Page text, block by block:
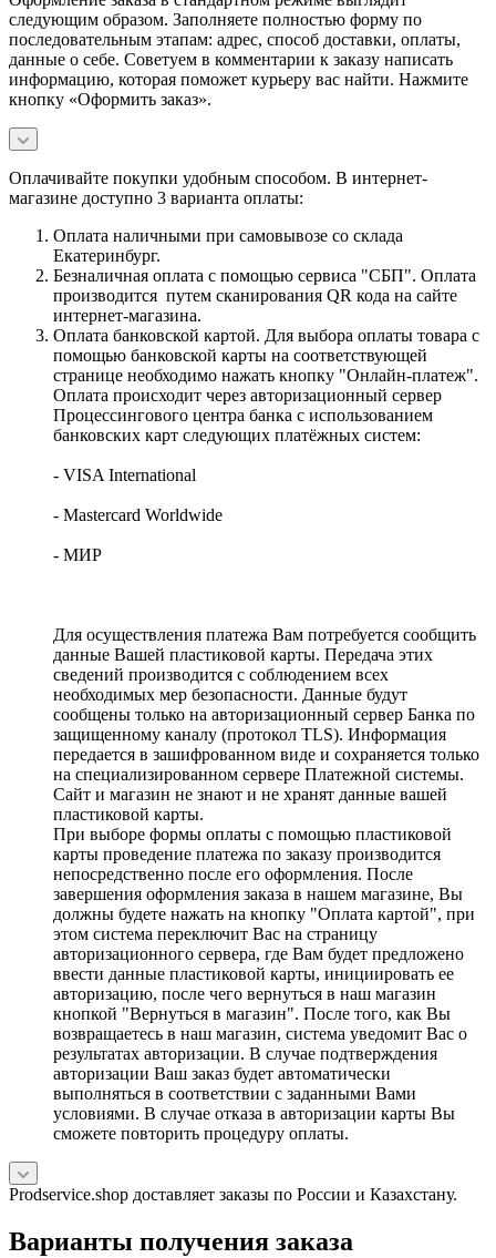
следующим образом. Заполняете полностью форму по
последовательным этапам: адрес, способ доставки, оплаты,
данные о себе. Советуем в комментарии к заказу написать
информацию, которая поможет курьеру вас найти. Нажмите
кнопку «Оформить заказ».
Оплачивайте покупки удобным способом. В интернет-
магазине доступно 3 варианта оплаты:
Оплата наличными при самовывозе со склада
Екатеринбург.
Безналичная оплата с помощью сервиса "СБП". Оплата
производится путем сканирования QR кода на сайте
интернет-магазина.
Оплата банковской картой. Для выбора оплаты товара с
помощью банковской карты на соответствующей
странице необходимо нажать кнопку "Онлайн-платеж".
Оплата происходит через авторизационный сервер
Процессингового центра банка с использованием
банковских карт следующих платёжных систем:
- VISA International
- Mastercard Worldwide
- МИР
Для осуществления платежа Вам потребуется сообщить
данные Вашей пластиковой карты. Передача этих
сведений производится с соблюдением всех
необходимых мер безопасности. Данные будут
сообщены только на авторизационный сервер Банка по
защищенному каналу (протокол TLS). Информация
передается в зашифрованном виде и сохраняется только
на специализированном сервере Платежной системы.
Сайт и магазин не знают и не хранят данные вашей
пластиковой карты.
При выборе формы оплаты с помощью пластиковой
карты проведение платежа по заказу производится
непосредственно после его оформления. После
завершения оформления заказа в нашем магазине, Вы
должны будете нажать на кнопку "Оплата картой", при
этом система переключит Вас на страницу
авторизационного сервера, где Вам будет предложено
ввести данные пластиковой карты, инициировать ее
авторизацию, после чего вернуться в наш магазин
кнопкой "Вернуться в магазин". После того, как Вы
возвращаетесь в наш магазин, система уведомит Вас о
результатах авторизации. В случае подтверждения
авторизации Ваш заказ будет автоматически
выполняться в соответствии с заданными Вами
условиями. В случае отказа в авторизации карты Вы
сможете повторить процедуру оплаты.
Prodservice.shop доставляет заказы по России и Казахстану.
Варианты получения заказа